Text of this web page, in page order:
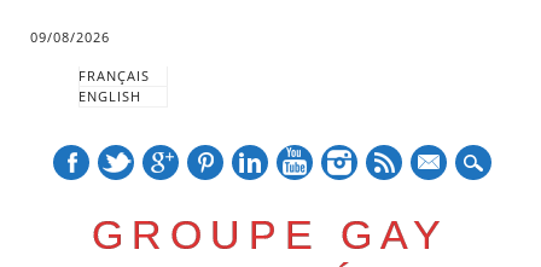
09/08/2026
FRANÇAIS
ENGLISH
GROUPE GAY